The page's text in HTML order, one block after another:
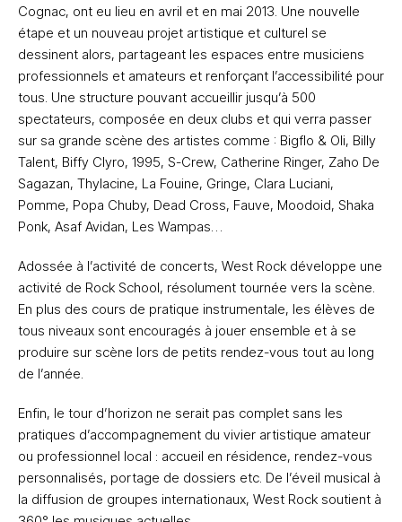
Cognac, ont eu lieu en avril et en mai 2013. Une nouvelle
étape et un nouveau projet artistique et culturel se
dessinent alors, partageant les espaces entre musiciens
professionnels et amateurs et renforçant l’accessibilité pour
tous. Une structure pouvant accueillir jusqu’à 500
spectateurs, composée en deux clubs et qui verra passer
sur sa grande scène des artistes comme : Bigflo & Oli, Billy
Talent, Biffy Clyro, 1995, S-Crew, Catherine Ringer, Zaho De
Sagazan, Thylacine, La Fouine, Gringe, Clara Luciani,
Pomme, Popa Chuby, Dead Cross, Fauve, Moodoid, Shaka
Ponk, Asaf Avidan, Les Wampas…
Adossée à l’activité de concerts, West Rock développe une
activité de Rock School, résolument tournée vers la scène.
En plus des cours de pratique instrumentale, les élèves de
tous niveaux sont encouragés à jouer ensemble et à se
produire sur scène lors de petits rendez-vous tout au long
de l’année.
Enfin, le tour d’horizon ne serait pas complet sans les
pratiques d’accompagnement du vivier artistique amateur
ou professionnel local : accueil en résidence, rendez-vous
personnalisés, portage de dossiers etc. De l’éveil musical à
la diffusion de groupes internationaux, West Rock soutient à